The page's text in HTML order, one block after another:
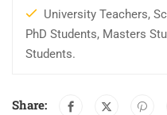
University Teachers,
PhD Students, Masters
Students.
Share: